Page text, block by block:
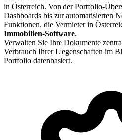
in Österreich. Von der Portfolio-
Dashboards bis zur automatisierten
Funktionen, die Vermieter in
Immobilien-Software.
Verwalten Sie Ihre Dokumente
Verbrauch Ihrer Liegenschaften im
Portfolio datenbasiert.